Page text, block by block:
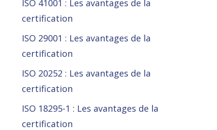
ISO 41001 : Les avantages de la
certification
ISO 29001 : Les avantages de la
certification
ISO 20252 : Les avantages de la
certification
ISO 18295-1 : Les avantages de la
certification